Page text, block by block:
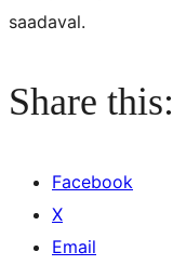
saadaval.
Share this:
Facebook
X
Email